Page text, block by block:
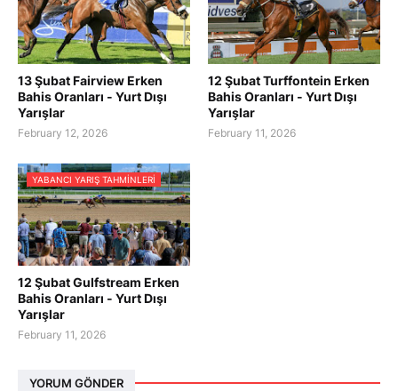
13 Şubat Fairview Erken
Bahis Oranları - Yurt Dışı
Yarışlar
February 12, 2026
12 Şubat Turffontein Erken
Bahis Oranları - Yurt Dışı
Yarışlar
February 11, 2026
YABANCI YARIŞ TAHMINLERI
12 Şubat Gulfstream Erken
Bahis Oranları - Yurt Dışı
Yarışlar
February 11, 2026
YORUM GÖNDER